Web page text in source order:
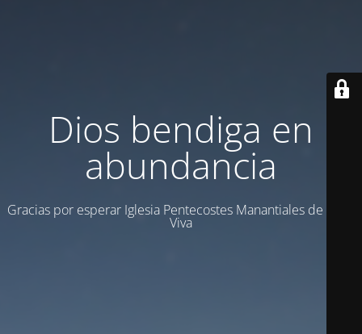
Dios bendiga en
abundancia
Gracias por esperar Iglesia Pentecostes Manantiales de Agua
Viva